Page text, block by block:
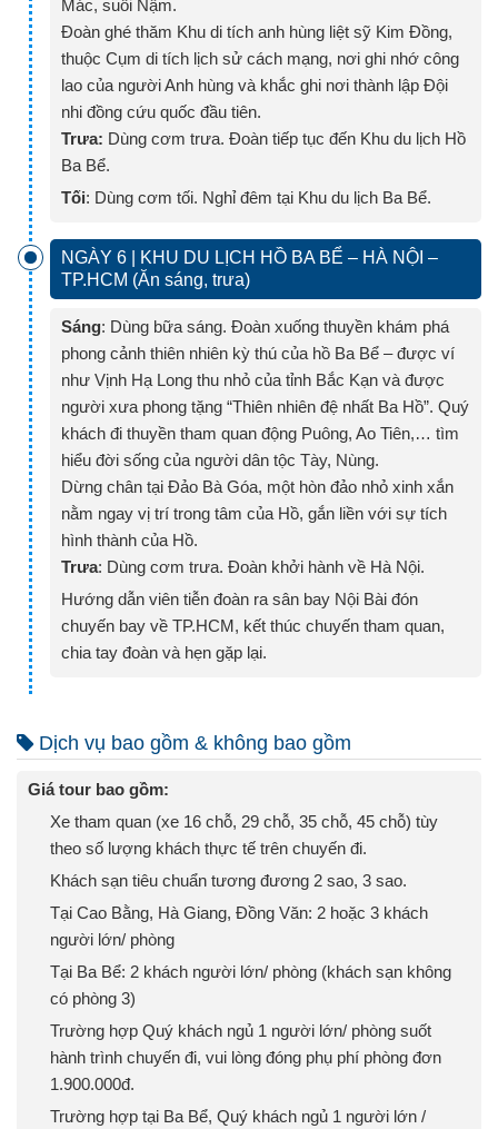
Mác, suối Nậm.
Đoàn ghé thăm Khu di tích anh hùng liệt sỹ Kim Đồng,
thuộc Cụm di tích lịch sử cách mạng, nơi ghi nhớ công
lao của người Anh hùng và khắc ghi nơi thành lập Đội
nhi đồng cứu quốc đầu tiên.
Trưa: Dùng cơm trưa. Đoàn tiếp tục đến Khu du lịch Hồ
Ba Bể.
Tối: Dùng cơm tối. Nghỉ đêm tại Khu du lịch Ba Bể.
NGÀY 6 | KHU DU LỊCH HỒ BA BỂ – HÀ NỘI –
TP.HCM (Ăn sáng, trưa)
Sáng: Dùng bữa sáng. Đoàn xuống thuyền khám phá
phong cảnh thiên nhiên kỳ thú của hồ Ba Bể – được ví
như Vịnh Hạ Long thu nhỏ của tỉnh Bắc Kạn và được
người xưa phong tặng “Thiên nhiên đệ nhất Ba Hồ”. Quý
khách đi thuyền tham quan động Puông, Ao Tiên,… tìm
hiểu đời sống của người dân tộc Tày, Nùng.
Dừng chân tại Đảo Bà Góa, một hòn đảo nhỏ xinh xắn
nằm ngay vị trí trong tâm của Hồ, gắn liền với sự tích
hình thành của Hồ.
Trưa: Dùng cơm trưa. Đoàn khởi hành về Hà Nội.
Hướng dẫn viên tiễn đoàn ra sân bay Nội Bài đón
chuyến bay về TP.HCM, kết thúc chuyến tham quan,
chia tay đoàn và hẹn gặp lại.
Dịch vụ bao gồm & không bao gồm
Giá tour bao gồm:
Xe tham quan (xe 16 chỗ, 29 chỗ, 35 chỗ, 45 chỗ) tùy
theo số lượng khách thực tế trên chuyến đi.
Khách sạn tiêu chuẩn tương đương 2 sao, 3 sao.
Tại Cao Bằng, Hà Giang, Đồng Văn: 2 hoặc 3 khách
người lớn/ phòng
Tại Ba Bể: 2 khách người lớn/ phòng (khách sạn không
có phòng 3)
Trường hợp Quý khách ngủ 1 người lớn/ phòng suốt
hành trình chuyến đi, vui lòng đóng phụ phí phòng đơn
1.900.000đ.
Trường hợp tại Ba Bể, Quý khách ngủ 1 người lớn /